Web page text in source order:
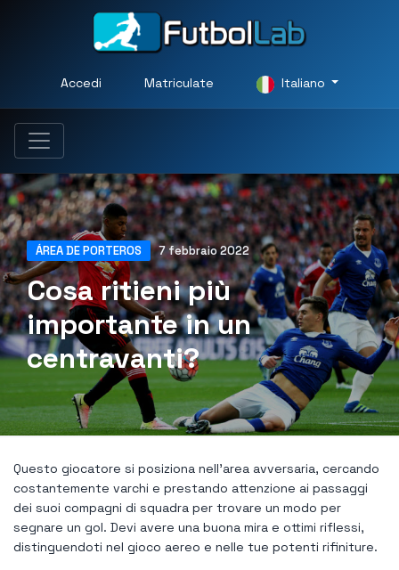
Accedi Matriculate Italiano
ÁREA DE PORTEROS 7 febbraio 2022
Cosa ritieni più
importante in un
centravanti?
Questo giocatore si posiziona nell'area avversaria, cercando
costantemente varchi e prestando attenzione ai passaggi
dei suoi compagni di squadra per trovare un modo per
segnare un gol. Devi avere una buona mira e ottimi riflessi,
distinguendoti nel gioco aereo e nelle tue potenti rifiniture.